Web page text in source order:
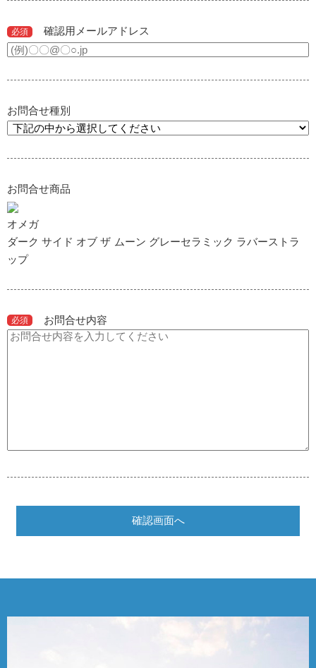
必須 確認用メールアドレス
お問合せ種別
お問合せ商品
オメガ
ダーク サイド オブ ザ ムー ン グレーセラミック ラバーストラ
ッ プ
必須 お問合せ内容